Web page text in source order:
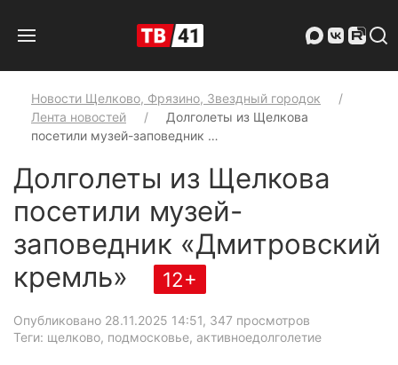
Новости Щелково, Фрязино, Звездный городок
Лента новостей
Долголеты из Щелкова
посетили музей-заповедник …
Долголеты из Щелкова
посетили музей-
заповедник «Дмитровский
кремль»
12+
Опубликовано 28.11.2025 14:51, 347 просмотров
Теги: щелково, подмосковье, активноедолголетие